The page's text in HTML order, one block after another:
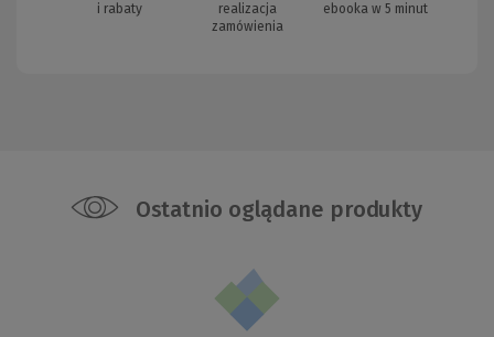
i rabaty
realizacja
zamówienia
ebooka w 5 minut
Ostatnio oglądane produkty